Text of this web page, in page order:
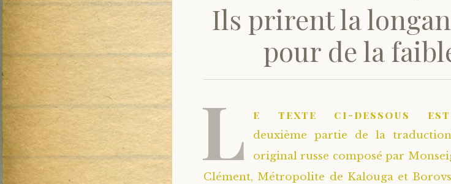
Ils prirent la
pour de la
L e texte ci-dessous
deuxième partie de la
original russe composé par
Clément, Métropolite de Kalouga et